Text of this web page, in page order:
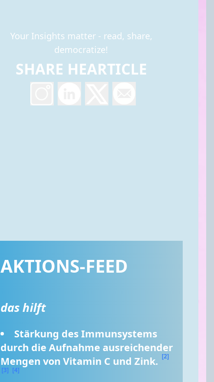
Your Insights matter - read, share,
democratize!
SHARE HEARTICLE
AKTIONS-FEED
das hilft
Stärkung des Immunsystems
durch die Aufnahme ausreichender
Mengen von Vitamin C und Zink. [2]
[3] [4]